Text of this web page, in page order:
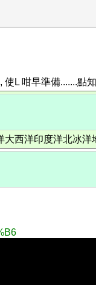
L 咁早準備.......點知
西洋印度洋北冰